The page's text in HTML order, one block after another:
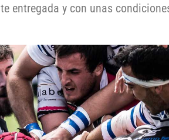
entregada y con unas